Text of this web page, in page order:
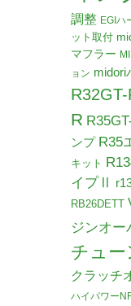
調整 EGIハ
ット取付
マフラー
ョン midori
R32GT-
R
ンプ R35
キット
イプⅡ
RB26DETT
ジンオー
チュー
クラッチ
ハイパワー